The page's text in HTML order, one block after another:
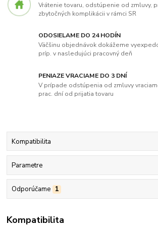
Vrátenie tovaru, odstúpenie od zmluvy,
zbytočných komplikácii v rámci SR
ODOSIELAME DO 24 HODÍN
Väčšinu objednávok dokážeme
príp. v nasledujúci pracovný deň
PENIAZE VRACIAME DO 3 DNÍ
V prípade odstúpenia od zmluvy
prac. dní od prijatia tovaru
Kompatibilita
Parametre
Odporúčame 1
Kompatibilita